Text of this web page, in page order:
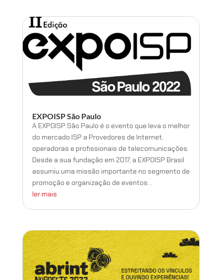
EXPOISP São Paulo
A EXPOISP São Paulo é o evento que leva o melhor
do mercado ISP a Provedores de Internet,
operadoras e profissionais de telecomunicações.
Desde a sua fundação em 2017, a EXPOISP Brasil
assumiu uma missão importante no segmento de
promoção e organização de eventos...
ler mais